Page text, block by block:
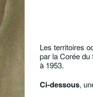
Les territoires
par la Corée du
à 1953.
Ci-dessous,